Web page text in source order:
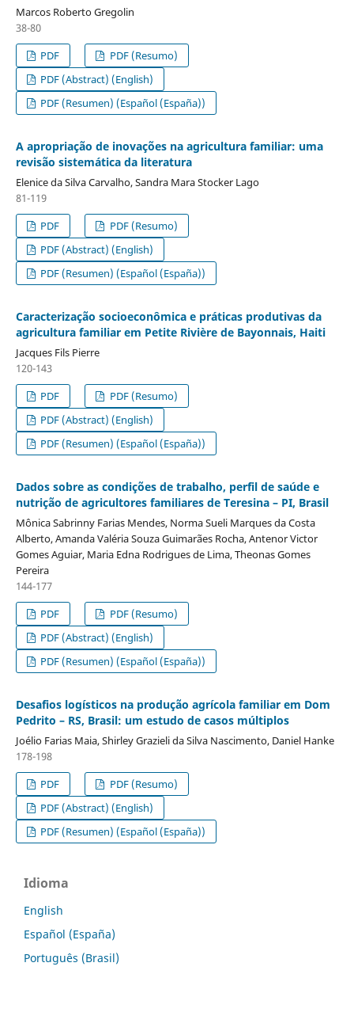
Marcos Roberto Gregolin
38-80
PDF
PDF (Resumo)
PDF (Abstract) (English)
PDF (Resumen) (Español (España))
A apropriação de inovações na agricultura familiar: uma
revisão sistemática da literatura
Elenice da Silva Carvalho, Sandra Mara Stocker Lago
81-119
PDF
PDF (Resumo)
PDF (Abstract) (English)
PDF (Resumen) (Español (España))
Caracterização socioeconômica e práticas produtivas da
agricultura familiar em Petite Rivière de Bayonnais, Haiti
Jacques Fils Pierre
120-143
PDF
PDF (Resumo)
PDF (Abstract) (English)
PDF (Resumen) (Español (España))
Dados sobre as condições de trabalho, perfil de saúde e
nutrição de agricultores familiares de Teresina – PI, Brasil
Mônica Sabrinny Farias Mendes, Norma Sueli Marques da Costa
Alberto, Amanda Valéria Souza Guimarães Rocha, Antenor Victor
Gomes Aguiar, Maria Edna Rodrigues de Lima, Theonas Gomes
Pereira
144-177
PDF
PDF (Resumo)
PDF (Abstract) (English)
PDF (Resumen) (Español (España))
Desafios logísticos na produção agrícola familiar em Dom
Pedrito – RS, Brasil: um estudo de casos múltiplos
Joélio Farias Maia, Shirley Grazieli da Silva Nascimento, Daniel Hanke
178-198
PDF
PDF (Resumo)
PDF (Abstract) (English)
PDF (Resumen) (Español (España))
Idioma
English
Español (España)
Português (Brasil)